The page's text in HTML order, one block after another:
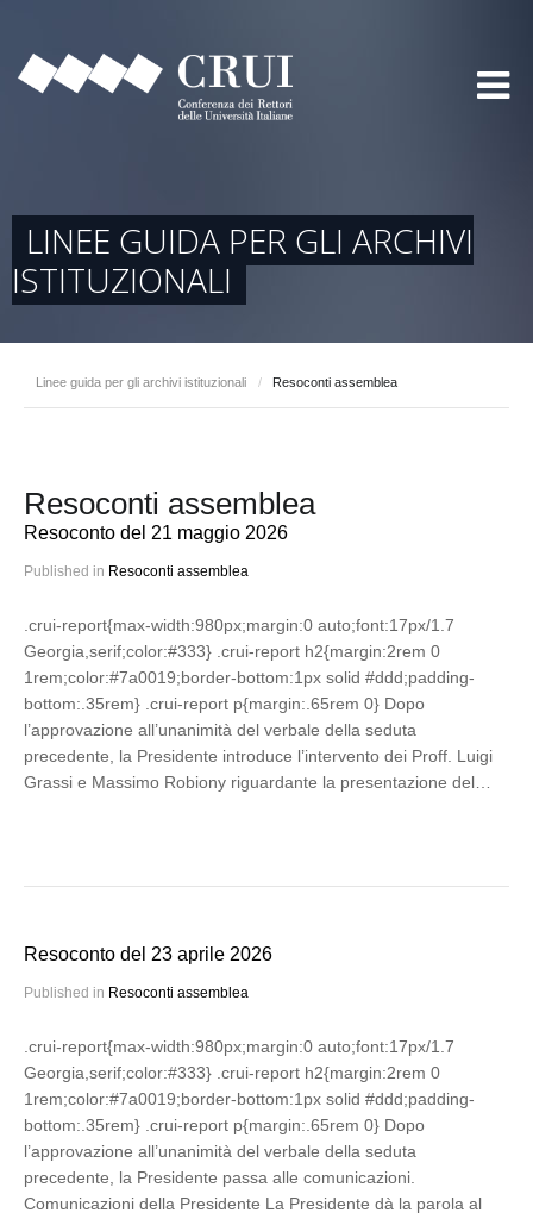
LINEE GUIDA PER GLI ARCHIVI
ISTITUZIONALI
Linee guida per gli archivi istituzionali / Resoconti assemblea
Resoconti assemblea
Resoconto del 21 maggio 2026
Published in Resoconti assemblea
.crui-report{max-width:980px;margin:0 auto;font:17px/1.7
Georgia,serif;color:#333} .crui-report h2{margin:2rem 0
1rem;color:#7a0019;border-bottom:1px solid #ddd;padding-
bottom:.35rem} .crui-report p{margin:.65rem 0} Dopo
l’approvazione all’unanimità del verbale della seduta
precedente, la Presidente introduce l’intervento dei Proff. Luigi
Grassi e Massimo Robiony riguardante la presentazione del…
Resoconto del 23 aprile 2026
Published in Resoconti assemblea
.crui-report{max-width:980px;margin:0 auto;font:17px/1.7
Georgia,serif;color:#333} .crui-report h2{margin:2rem 0
1rem;color:#7a0019;border-bottom:1px solid #ddd;padding-
bottom:.35rem} .crui-report p{margin:.65rem 0} Dopo
l’approvazione all’unanimità del verbale della seduta
precedente, la Presidente passa alle comunicazioni.
Comunicazioni della Presidente La Presidente dà la parola al